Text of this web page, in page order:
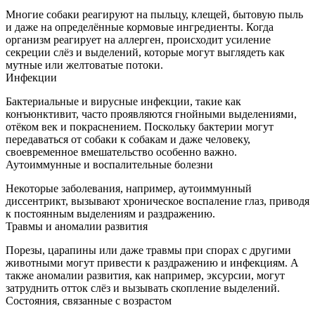
Многие собаки реагируют на пыльцу, клещей, бытовую пыль
и даже на определённые кормовые ингредиенты. Когда
организм реагирует на аллерген, происходит усиление
секреции слёз и выделений, которые могут выглядеть как
мутные или желтоватые потоки.
Инфекции
Бактериальные и вирусные инфекции, такие как
конъюнктивит, часто проявляются гнойными выделениями,
отёком век и покраснением. Поскольку бактерии могут
передаваться от собаки к собакам и даже человеку,
своевременное вмешательство особенно важно.
Аутоиммунные и воспалительные болезни
Некоторые заболевания, например, аутоиммунный
диссентрикт, вызывают хроническое воспаление глаз, приводя
к постоянным выделениям и раздражению.
Травмы и аномалии развития
Порезы, царапины или даже травмы при спорах с другими
животными могут привести к раздражению и инфекциям. А
также аномалии развития, как например, эксурсии, могут
затруднить отток слёз и вызывать скопление выделений.
Состояния, связанные с возрастом